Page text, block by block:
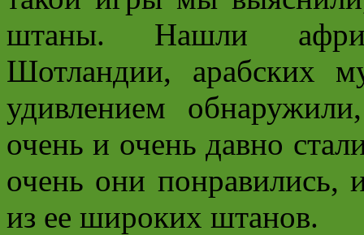
штаны. Нашли
Шотландии, арабских
удивлением
очень и очень давно
очень они понравились,
из ее широких штанов.